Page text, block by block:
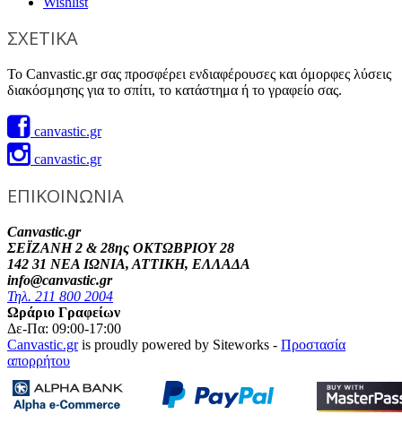
ΣΧΕΤΙΚΑ
Το Canvastic.gr σας προσφέρει ενδιαφέρουσες και όμορφες λύσεις
διακόσμησης για το σπίτι, το κατάστημα ή το γραφείο σας.
canvastic.gr
canvastic.gr
ΕΠΙΚΟΙΝΩΝΙΑ
Canvastic.gr
ΣΕΪΖΑΝΗ 2 & 28ης ΟΚΤΩΒΡΙΟΥ 28
142 31 ΝΕΑ ΙΩΝΙΑ, ΑΤΤΙΚΗ, ΕΛΛΑΔΑ
info@canvastic.gr
Τηλ. 211 800 2004
Ωράριο Γραφείων
Δε-Πα: 09:00-17:00
Canvastic.gris proudly powered by Siteworks - Προστασία
απορρήτου